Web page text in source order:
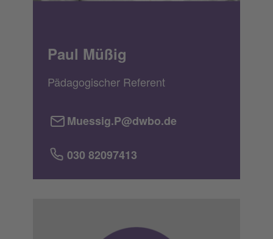
Paul Müßig
Pädagogischer Referent
Muessig.P@dwbo.de
030 82097413